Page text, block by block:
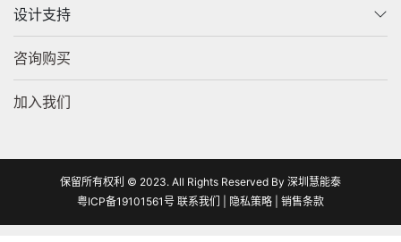
设计支持
咨询购买
加入我们
保留所有权利 © 2023. All Rights Reserved By 深圳慧能泰
粤ICP备19101561号 联系我们 隐私策略 销售条款